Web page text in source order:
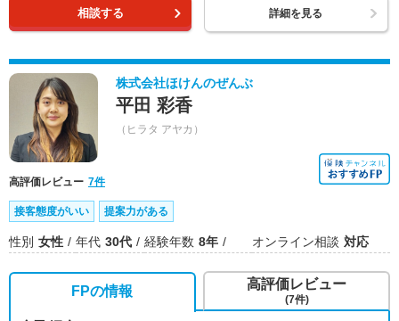
相談する 詳細を見る
株式会社ほけんのぜんぶ
平田 彩香
（ヒラタ アヤカ）
高評価レビュー 7件
接客態度がいい 提案力がある
性別 女性 年代 30代 経験年数 8年 オンライン相談 対応
FPの情報 高評価レビュー
(7件)